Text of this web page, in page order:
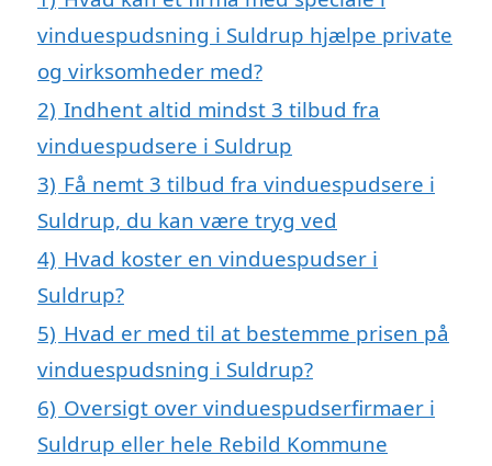
vinduespudsning i Suldrup hjælpe private
og virksomheder med?
2) Indhent altid mindst 3 tilbud fra
vinduespudsere i Suldrup
3) Få nemt 3 tilbud fra vinduespudsere i
Suldrup, du kan være tryg ved
4) Hvad koster en vinduespudser i
Suldrup?
5) Hvad er med til at bestemme prisen på
vinduespudsning i Suldrup?
6) Oversigt over vinduespudserfirmaer i
Suldrup eller hele Rebild Kommune